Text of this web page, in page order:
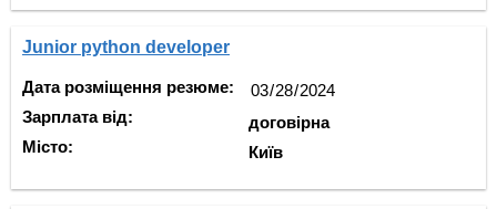
Junior python developer
Дата розміщення резюме:
Зарплата від:
Місто:
договірна
Київ